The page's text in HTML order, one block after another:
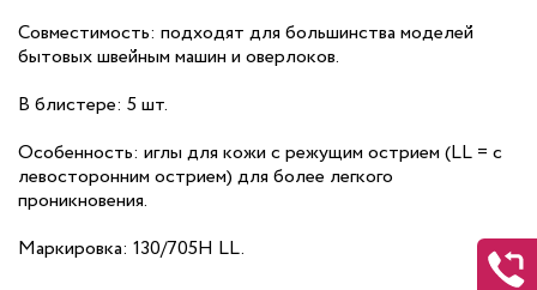
Совместимость: подходят для большинства моделей
бытовых швейным машин и оверлоков.
В блистере: 5 шт.
Особенность: иглы для кожи с режущим острием (LL = с
левосторонним острием) для более легкого
проникновения.
Маркировка: 130/705H LL.